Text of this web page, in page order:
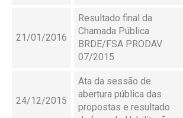
21/01/2016
Resultado final da
Chamada Pública
BRDE/FSA PRODAV
07/2015
24/12/2015
Ata da sessão de
abertura pública das
propostas e resultado